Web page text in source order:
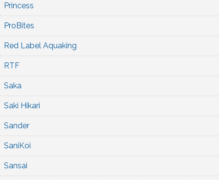
Princess
ProBites
Red Label Aquaking
RTF
Saka
Saki Hikari
Sander
SaniKoi
Sansai